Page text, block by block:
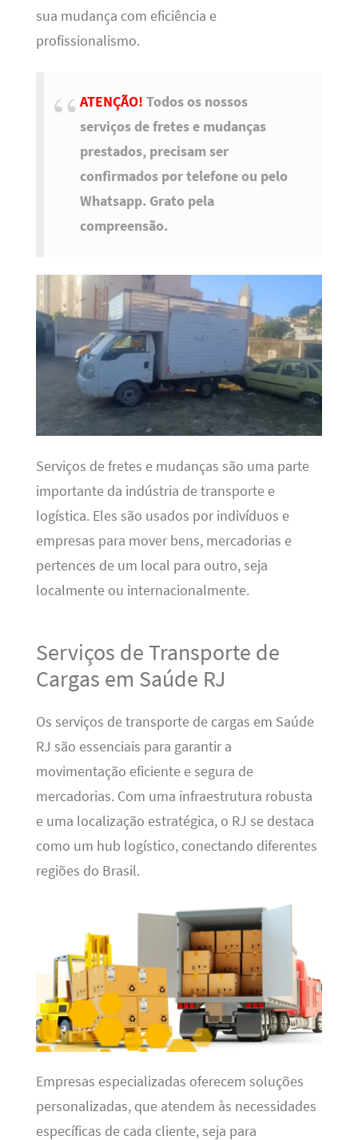
sua mudança com eficiência e
profissionalismo.
ATENÇÃO! Todos os nossos
serviços de fretes e mudanças
prestados, precisam ser
confirmados por telefone ou pelo
Whatsapp. Grato pela
compreensão.
Serviços de fretes e mudanças são uma parte
importante da indústria de transporte e
logística. Eles são usados ​​por indivíduos e
empresas para mover bens, mercadorias e
pertences de um local para outro, seja
localmente ou internacionalmente.
Serviços de Transporte de
Cargas em Saúde RJ
Os serviços de transporte de cargas em Saúde
RJ são essenciais para garantir a
movimentação eficiente e segura de
mercadorias. Com uma infraestrutura robusta
e uma localização estratégica, o RJ se destaca
como um hub logístico, conectando diferentes
regiões do Brasil.
Empresas especializadas oferecem soluções
personalizadas, que atendem às necessidades
específicas de cada cliente, seja para